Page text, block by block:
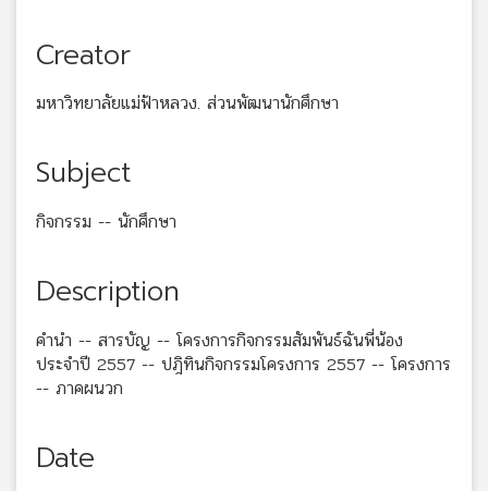
Creator
มหาวิทยาลัยแม่ฟ้าหลวง. ส่วนพัฒนานักศึกษา
Subject
กิจกรรม -- นักศึกษา
Description
คำนำ -- สารบัญ -- โครงการกิจกรรมสัมพันธ์ฉันพี่น้อง
ประจำปี 2557 -- ปฎิทินกิจกรรมโครงการ 2557 -- โครงการ
-- ภาคผนวก
Date